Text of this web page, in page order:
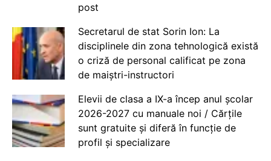
post
Secretarul de stat Sorin Ion: La
disciplinele din zona tehnologică există
o criză de personal calificat pe zona
de maiștri-instructori
Elevii de clasa a IX-a încep anul școlar
2026-2027 cu manuale noi / Cărțile
sunt gratuite și diferă în funcție de
profil și specializare